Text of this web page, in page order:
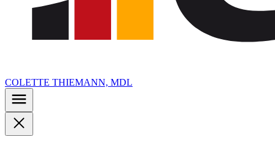
COLETTE THIEMANN, MDL